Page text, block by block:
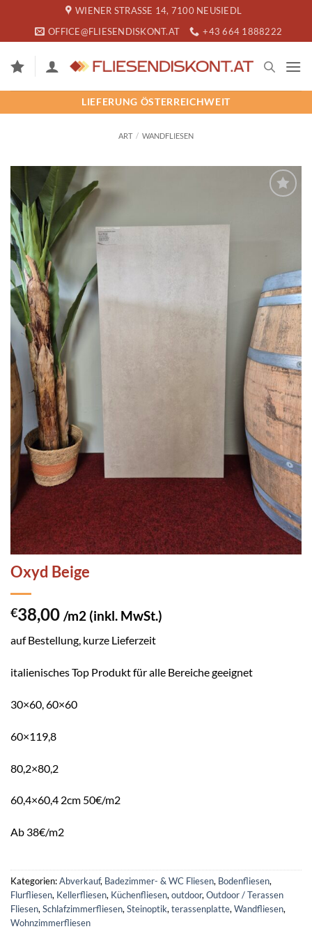
springen
WIENER STRASSE 14, 7100 NEUSIEDL
OFFICE@FLIESENDISKONT.AT
+43 664 1888222
LIEFERUNG ÖSTERREICHWEIT
ART / WANDFLIESEN
Oxyd Beige
€38,00 /m2 (inkl. MwSt.)
auf Bestellung, kurze Lieferzeit
italienisches Top Produkt für alle Bereiche geeignet
30×60, 60×60
60×119,8
80,2×80,2
60,4×60,4 2cm 50€/m2
Ab 38€/m2
Kategorien:Abverkauf, Badezimmer- & WC Fliesen, Bodenfliesen,
Flurfliesen, Kellerfliesen, Küchenfliesen, outdoor, Outdoor / Terassen
Fliesen, Schlafzimmerfliesen, Steinoptik, terassenplatte, Wandfliesen,
Wohnzimmerfliesen